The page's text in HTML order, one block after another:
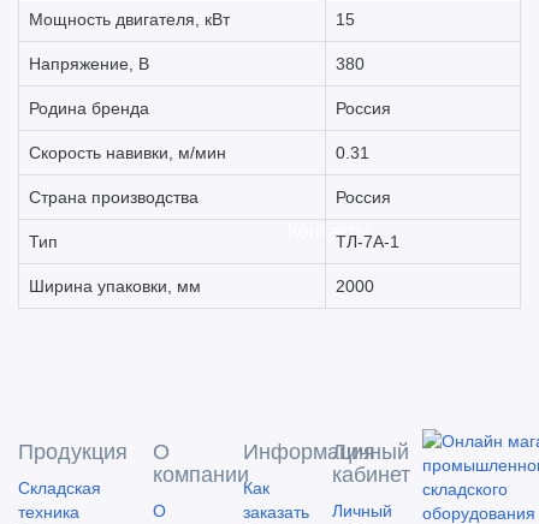
Контакты
Мощность двигателя, кВт 15
Напряжение, В 380
Родина бренда Россия
Скорость навивки, м/мин 0.31
Страна производства Россия
Тип ТЛ-7А-1
Ширина упаковки, мм 2000
Продукция
Складская
техника
О
компании
О
Информация
Как
заказать
Личный
кабинет
Личный